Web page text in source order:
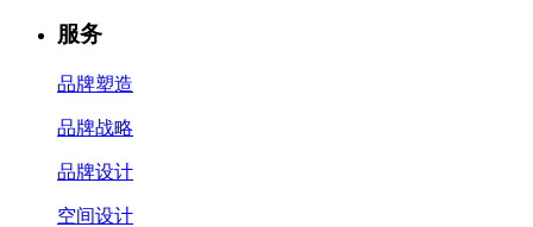
服务
品牌塑造
品牌战略
品牌设计
空间设计